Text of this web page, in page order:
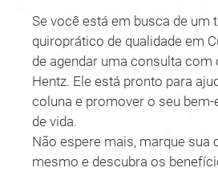
Se você está em busca de um
quiroprático de qualidade em
de agendar uma consulta com
Hentz. Ele está pronto para
coluna e promover o seu bem-
de vida.
Não espere mais, marque sua
mesmo e descubra os